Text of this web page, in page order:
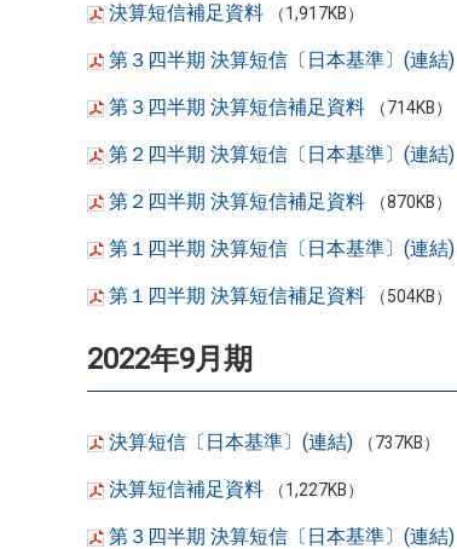
決算短信補足資料 （1,917KB）
第３四半期 決算短信〔日本基準〕(連結)
第３四半期 決算短信補足資料 （714KB）
第２四半期 決算短信〔日本基準〕(連結)
第２四半期 決算短信補足資料 （870KB）
第１四半期 決算短信〔日本基準〕(連結)
第１四半期 決算短信補足資料 （504KB）
2022年9月期
決算短信〔日本基準〕(連結) （737KB）
決算短信補足資料 （1,227KB）
第３四半期 決算短信〔日本基準〕(連結)